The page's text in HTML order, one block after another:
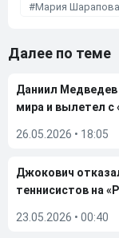
Мария Шарапова
Далее по теме
Даниил Медведев
мира и вылетел с
26.05.2026 • 18:05
Джокович
теннисистов на
23.05.2026 • 00:40